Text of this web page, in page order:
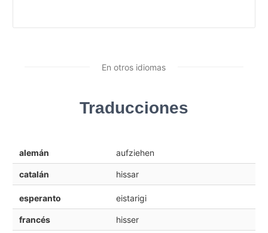
En otros idiomas
Traducciones
alemán aufziehen
catalán hissar
esperanto eistarigi
francés hisser